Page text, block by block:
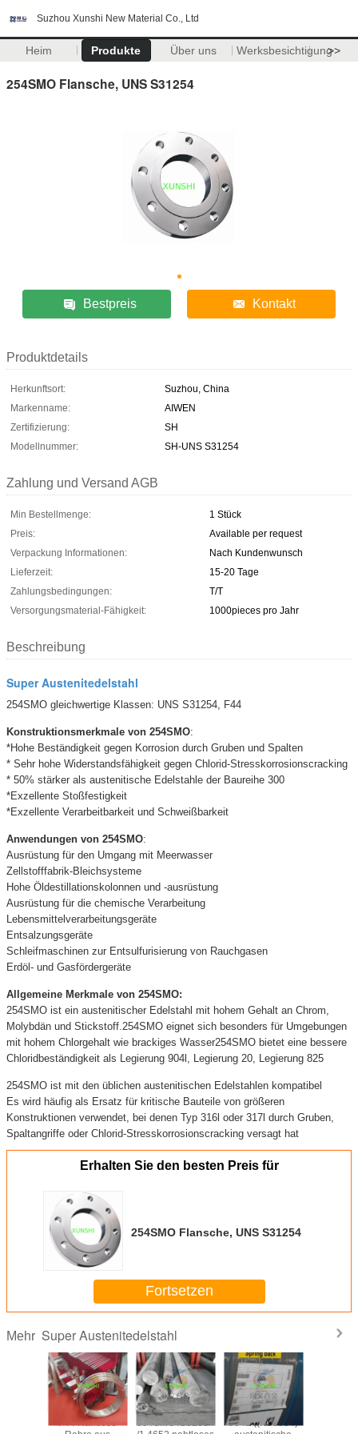
Suzhou Xunshi New Material Co., Ltd
Heim Produkte Über uns Werksbesichtigung>>
254SMO Flansche, UNS S31254
Bestpreis Kontakt
Produktdetails
Herkunftsort:
Suzhou, China
Markenname:
AIWEN
Zertifizierung:
SH
Modellnummer:
SH-UNS S31254
Zahlung und Versand AGB
Min Bestellmenge:
1 Stück
Preis:
Available per request
Verpackung Informationen:
Nach Kundenwunsch
Lieferzeit:
15-20 Tage
Zahlungsbedingungen:
T/T
Versorgungsmaterial-Fähigkeit:
1000pieces pro Jahr
Beschreibung
Super Austenitedelstahl
254SMO gleichwertige Klassen: UNS S31254, F44
Konstruktionsmerkmale von 254SMO:
*Hohe Beständigkeit gegen Korrosion durch Gruben und Spalten
* Sehr hohe Widerstandsfähigkeit gegen Chlorid-Stresskorrosionscracking
* 50% stärker als austenitische Edelstahle der Baureihe 300
*Exzellente Stoßfestigkeit
*Exzellente Verarbeitbarkeit und Schweißbarkeit
Anwendungen von 254SMO:
Ausrüstung für den Umgang mit Meerwasser
Zellstofffabrik-Bleichsysteme
Hohe Öldestillationskolonnen und -ausrüstung
Ausrüstung für die chemische Verarbeitung
Lebensmittelverarbeitungsgeräte
Entsalzungsgeräte
Schleifmaschinen zur Entsulfurisierung von Rauchgasen
Erdöl- und Gasfördergeräte
Allgemeine Merkmale von 254SMO:
254SMO ist ein austenitischer Edelstahl mit hohem Gehalt an Chrom,
Molybdän und Stickstoff.254SMO eignet sich besonders für Umgebungen
mit hohem Chlorgehalt wie brackiges Wasser254SMO bietet eine bessere
Chloridbeständigkeit als Legierung 904l, Legierung 20, Legierung 825
254SMO ist mit den üblichen austenitischen Edelstahlen kompatibel
Es wird häufig als Ersatz für kritische Bauteile von größeren
Konstruktionen verwendet, bei denen Typ 316l oder 317l durch Gruben,
Spaltangriffe oder Chlorid-Stresskorrosionscracking versagt hat
Erhalten Sie den besten Preis für
254SMO Flansche, UNS S31254
Fortsetzen
Mehr Super Austenitedelstahl
F44 Nahtlose
654SMO /S32654
904L ((N08904)